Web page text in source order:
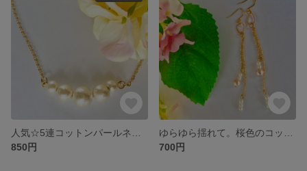
850円
700円